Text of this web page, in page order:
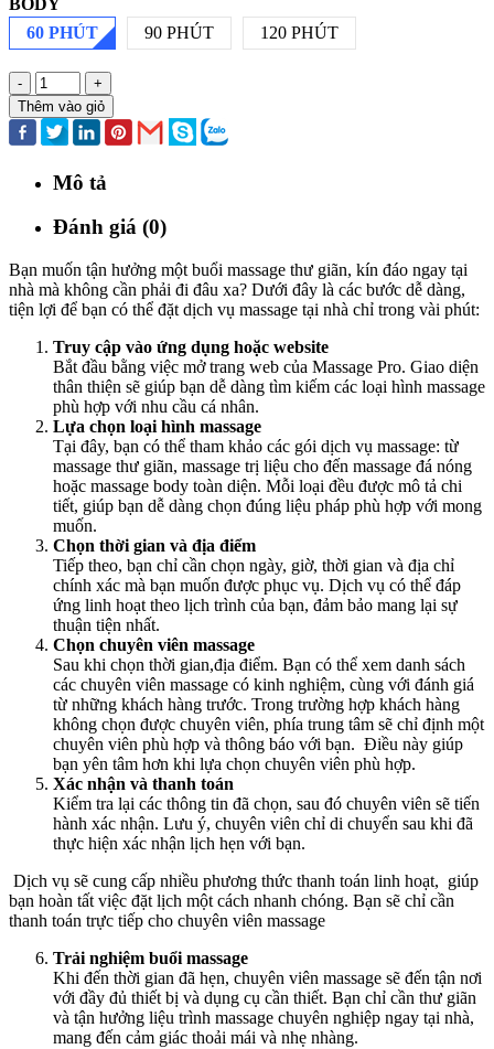
60 PHÚT
90 PHÚT 120 PHÚT
-
+
Thêm vào giỏ
Mô tả
Đánh giá (0)
Bạn muốn tận hưởng một buổi massage thư giãn, kín đáo ngay tại
nhà mà không cần phải đi đâu xa? Dưới đây là các bước dễ dàng,
tiện lợi để bạn có thể đặt dịch vụ massage tại nhà chỉ trong vài phút:
Truy cập vào ứng dụng hoặc website
Bắt đầu bằng việc mở trang web của Massage Pro. Giao diện
thân thiện sẽ giúp bạn dễ dàng tìm kiếm các loại hình massage
phù hợp với nhu cầu cá nhân.
Lựa chọn loại hình massage
Tại đây, bạn có thể tham khảo các gói dịch vụ massage: từ
massage thư giãn, massage trị liệu cho đến massage đá nóng
hoặc massage body toàn diện. Mỗi loại đều được mô tả chi
tiết, giúp bạn dễ dàng chọn đúng liệu pháp phù hợp với mong
muốn.
Chọn thời gian và địa điểm
Tiếp theo, bạn chỉ cần chọn ngày, giờ, thời gian và địa chỉ
chính xác mà bạn muốn được phục vụ. Dịch vụ có thể đáp
ứng linh hoạt theo lịch trình của bạn, đảm bảo mang lại sự
thuận tiện nhất.
Chọn chuyên viên massage
Sau khi chọn thời gian,địa điểm. Bạn có thể xem danh sách
các chuyên viên massage có kinh nghiệm, cùng với đánh giá
từ những khách hàng trước. Trong trường hợp khách hàng
không chọn được chuyên viên, phía trung tâm sẽ chỉ định một
chuyên viên phù hợp và thông báo với bạn. Điều này giúp
bạn yên tâm hơn khi lựa chọn chuyên viên phù hợp.
Xác nhận và thanh toán
Kiểm tra lại các thông tin đã chọn, sau đó chuyên viên sẽ tiến
hành xác nhận. Lưu ý, chuyên viên chỉ di chuyển sau khi đã
thực hiện xác nhận lịch hẹn với bạn.
Dịch vụ sẽ cung cấp nhiều phương thức thanh toán linh hoạt, giúp
bạn hoàn tất việc đặt lịch một cách nhanh chóng. Bạn sẽ chỉ cần
thanh toán trực tiếp cho chuyên viên massage
Trải nghiệm buổi massage
Khi đến thời gian đã hẹn, chuyên viên massage sẽ đến tận nơi
với đầy đủ thiết bị và dụng cụ cần thiết. Bạn chỉ cần thư giãn
và tận hưởng liệu trình massage chuyên nghiệp ngay tại nhà,
mang đến cảm giác thoải mái và nhẹ nhàng.